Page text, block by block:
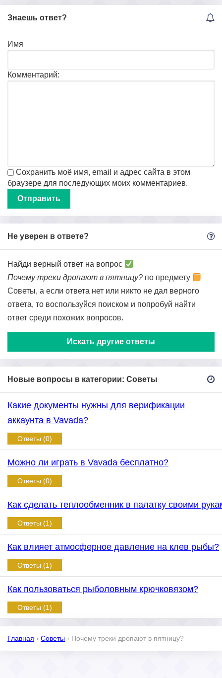
Знаешь ответ?
Имя
Комментарий:
Сохранить моё имя, email и адрес сайта в этом
браузере для последующих моих комментариев.
Не уверен в ответе?
Найди верный ответ на вопрос
Почему треки дропают в пятницу? по предмету
Советы, а если ответа нет или никто не дал верного
ответа, то воспользуйся поиском и попробуй найти
ответ среди похожих вопросов.
Искать другие ответы
Новые вопросы в категории: Советы
Какие документы нужны для верификации
аккаунта в Vavada?
Ответы (0)
Можно ли играть в Vavada бесплатно?
Ответы (0)
Как сделать теплообменник в палатку своими
Ответы (1)
Как влияет атмосферное давление на клев рыбы?
Ответы (1)
Как пользоваться рыболовным крючковязом?
Ответы (1)
Главная › Советы › Почему треки дропают в пятницу?